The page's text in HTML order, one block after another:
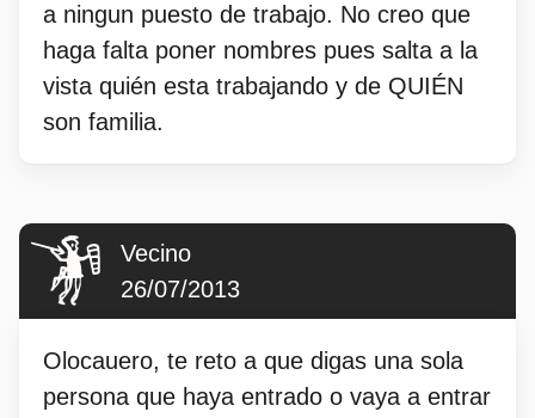
a ningun puesto de trabajo. No creo que
haga falta poner nombres pues salta a la
vista quién esta trabajando y de QUIÉN
son familia.
Vecino
26/07/2013
Olocauero, te reto a que digas una sola
persona que haya entrado o vaya a entrar